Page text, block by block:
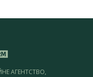
АГЕНТСТВО,